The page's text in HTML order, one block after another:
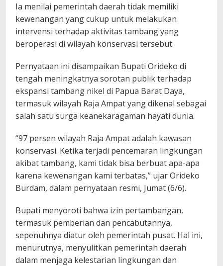
Ia menilai pemerintah daerah tidak memiliki
kewenangan yang cukup untuk melakukan
intervensi terhadap aktivitas tambang yang
beroperasi di wilayah konservasi tersebut.
Pernyataan ini disampaikan Bupati Orideko di
tengah meningkatnya sorotan publik terhadap
ekspansi tambang nikel di Papua Barat Daya,
termasuk wilayah Raja Ampat yang dikenal sebagai
salah satu surga keanekaragaman hayati dunia.
“97 persen wilayah Raja Ampat adalah kawasan
konservasi. Ketika terjadi pencemaran lingkungan
akibat tambang, kami tidak bisa berbuat apa-apa
karena kewenangan kami terbatas,” ujar Orideko
Burdam, dalam pernyataan resmi, Jumat (6/6).
Bupati menyoroti bahwa izin pertambangan,
termasuk pemberian dan pencabutannya,
sepenuhnya diatur oleh pemerintah pusat. Hal ini,
menurutnya, menyulitkan pemerintah daerah
dalam menjaga kelestarian lingkungan dan